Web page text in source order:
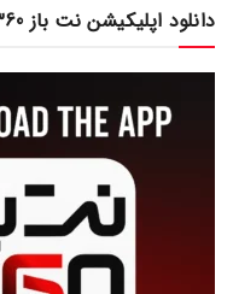
دانلود اپلیکیشن نت باز 360